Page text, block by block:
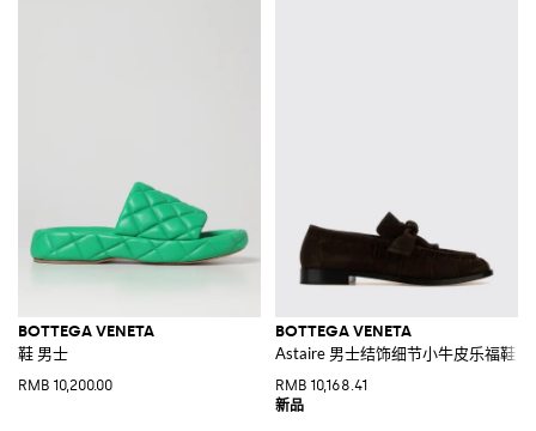
BOTTEGA VENETA
鞋 男士
RMB 10,200.00
BOTTEGA VENETA
Astaire 男士结饰细节小牛皮乐福鞋
RMB 10,168.41